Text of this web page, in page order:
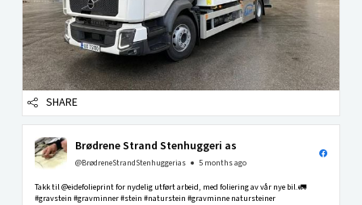
SHARE
Brødrene Strand Stenhuggeri as
@BrødreneStrandStenhuggerias 5 months ago
Takk til @eidefolieprint for nydelig utført arbeid, med foliering av vår nye bil.🚛
#gravstein #gravminner #stein #naturstein #gravminne natursteiner